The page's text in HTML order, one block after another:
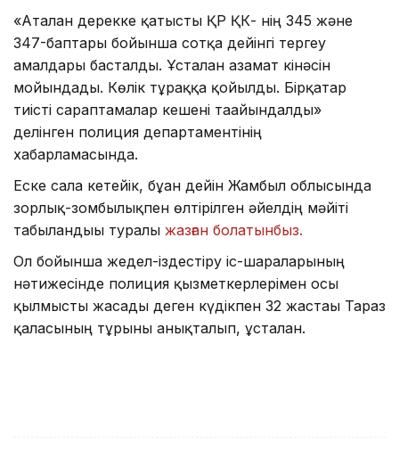
«Аталған дерекке қатысты ҚР ҚК- нің 345 және
347-баптары бойынша сотқа дейінгі тергеу
амалдары басталды. Ұсталған азамат кінәсін
мойындады. Көлік тұраққа қойылды. Бірқатар
тиісті сараптамалар кешені тағайындалды»
делінген полиция департаментінің
хабарламасында.
Еске сала кетейік, бұған дейін Жамбыл облысында
зорлық-зомбылықпен өлтірілген әйелдің мәйіті
табылғандығы туралы жазған болатынбыз.
Ол бойынша жедел-іздестіру іс-шараларының
нәтижесінде полиция қызметкерлерімен осы
қылмысты жасады деген күдікпен 32 жастағы Тараз
қаласының тұрғыны анықталып, ұсталған.